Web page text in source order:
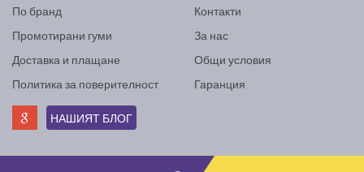
По бранд
Промотирани гуми
Доставка и плащане
Политика за поверителност
Контакти
За нас
Общи условия
Гаранция
НАШИЯТ БЛОГ